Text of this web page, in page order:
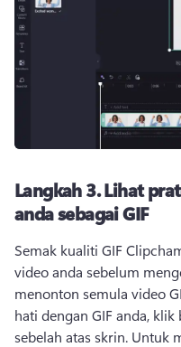
Langkah 3.Lihat
anda sebagai GIF
Semak kualiti GIF
video anda sebelum
menonton semula video
hati dengan GIF anda,
sebelah atas skrin. Untuk